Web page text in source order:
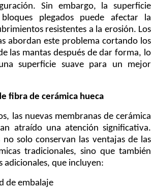
Sin embargo, la superficie
plegados puede afectar la
resistentes a la erosión. Los
abordan este problema cortando los
las mantas después de dar forma, lo
superficie suave para un mejor
fibra de cerámica hueca
las nuevas membranas de cerámica
atraído una atención significativa.
no solo conservan las ventajas de las
tradicionales, sino que también
adicionales, que incluyen:
de embalaje